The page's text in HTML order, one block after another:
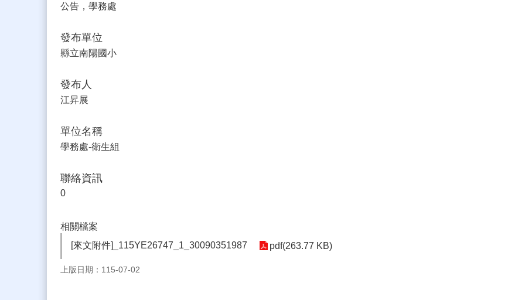
公告，學務處
發布單位
縣立南陽國小
發布人
江昇展
單位名稱
學務處-衛生組
聯絡資訊
0
相關檔案
[來文附件]_115YE26747_1_30090351987
pdf(263.77 KB)
上版日期：115-07-02